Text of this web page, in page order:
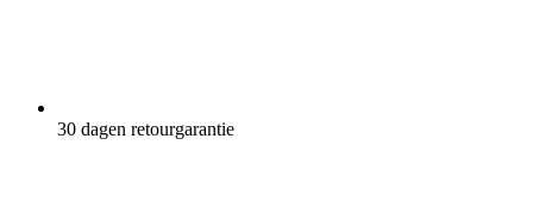
30 dagen retourgarantie